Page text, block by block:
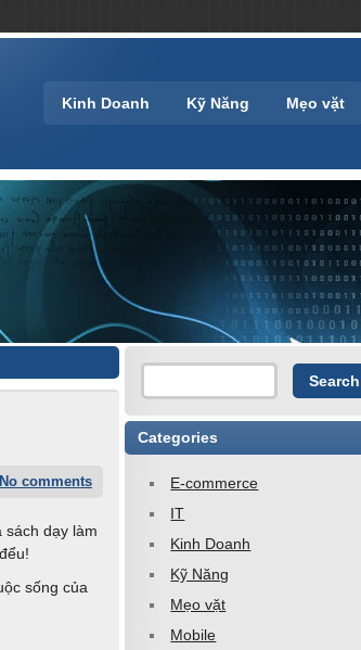
Kinh Doanh Kỹ Năng Mẹo vặt
No comments
sách dạy làm
sống của
Categories
E-commerce
IT
Kinh Doanh
Kỹ Năng
Mẹo vặt
Mobile